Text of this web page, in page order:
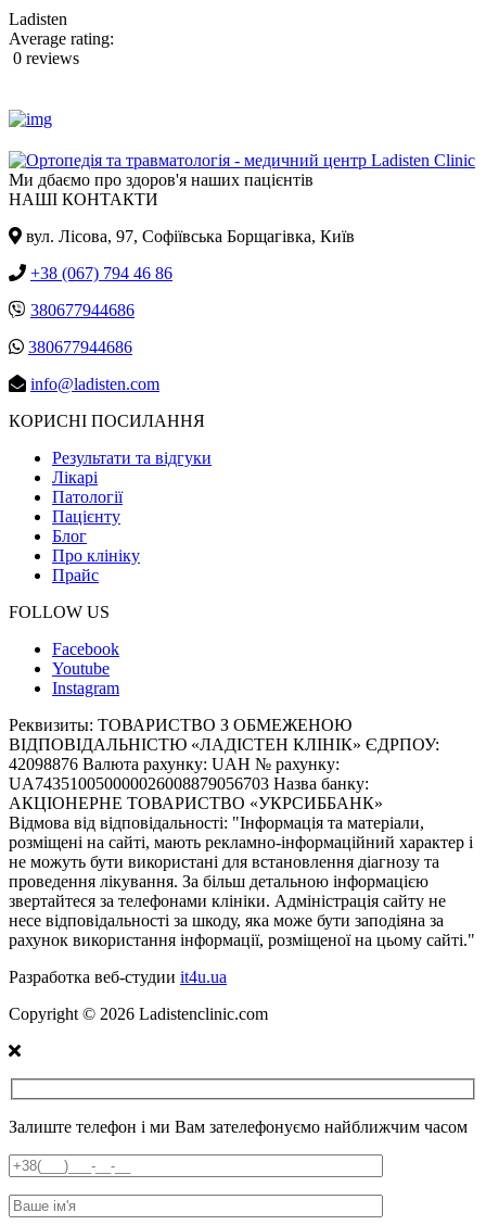
Ladisten
Average rating:
0 reviews
Ми дбаємо про здоров'я наших пацієнтів
НАШІ КОНТАКТИ
вул. Лісова, 97, Cофіївська Борщагівка, Київ
+38 (067) 794 46 86
380677944686
380677944686
info@ladisten.com
КОРИСНІ ПОСИЛАННЯ
Результати та відгуки
Лікарі
Патології
Пацієнту
Блог
Про клініку
Прайс
FOLLOW US
Facebook
Youtube
Instagram
Реквизиты: ТОВАРИСТВО З ОБМЕЖЕНОЮ
ВІДПОВІДАЛЬНІСТЮ «ЛАДІСТЕН КЛІНІК» ЄДРПОУ:
42098876 Валюта рахунку: UAH № рахунку:
UA743510050000026008879056703 Назва банку:
АКЦІОНЕРНЕ ТОВАРИСТВО «УКРСИББАНК»
Відмова від відповідальності: "Інформація та матеріали,
розміщені на сайті, мають рекламно-інформаційний характер і
не можуть бути використані для встановлення діагнозу та
проведення лікування. За більш детальною інформацією
звертайтеся за телефонами клініки. Адміністрація сайту не
несе відповідальності за шкоду, яка може бути заподіяна за
рахунок використання інформації, розміщеної на цьому сайті."
Разработка веб-студии it4u.ua
Copyright © 2026 Ladistenclinic.com
Залиште телефон і ми Вам зателефонуємо найближчим часом